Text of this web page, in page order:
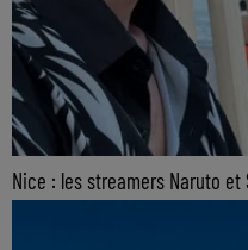
Nice : les streamers Naruto